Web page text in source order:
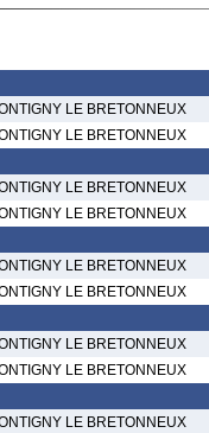
LE BRETONNEUX
LE BRETONNEUX
LE BRETONNEUX
LE BRETONNEUX
LE BRETONNEUX
LE BRETONNEUX
LE BRETONNEUX
LE BRETONNEUX
LE BRETONNEUX